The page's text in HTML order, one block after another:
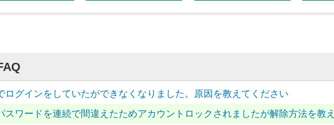
ログインをしていたができなくなりました。原因を教えてください
スワードを連続で間違えたためアカウントロックされましたが解除方法を教